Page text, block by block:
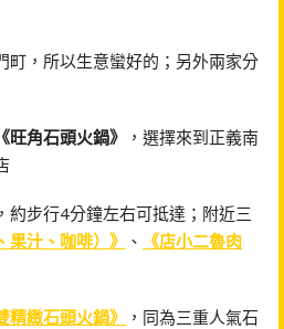
町，所以生意蠻好的；另外兩家分
《旺角石頭火鍋》
，選擇來到正義南
約步行4分鐘左右可抵達；附近三
果汁、咖啡）》 、
《店小二魯肉
精緻石頭火鍋》
，同為三重人氣石